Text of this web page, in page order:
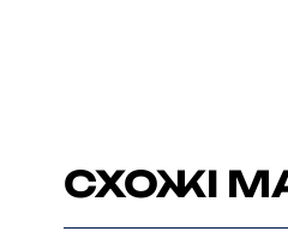
СХОЖІ